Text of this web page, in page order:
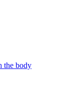
the body